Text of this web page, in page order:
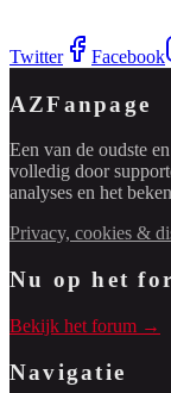
Twitter Facebook
AZFanpage
Een van de oudste
volledig door
analyses en het
Privacy, cookies &
Nu op het
Bekijk het forum →
Navigatie